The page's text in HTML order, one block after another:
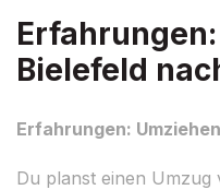
Bielefeld
Erfahrungen:
Du planst einen